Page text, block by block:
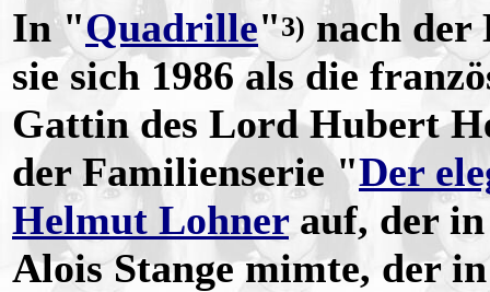
In "Quadrille"3) nach
sie sich 1986 als die
Gattin des Lord Hubert
der Familienserie "Der
Helmut Lohner auf, der
Alois Stange mimte, der